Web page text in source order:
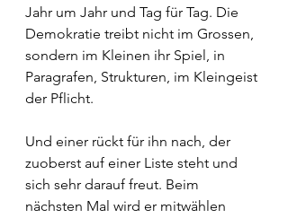
Jahr um Jahr und Tag für Tag. Die
Demokratie treibt nicht im Grossen,
sondern im Kleinen ihr Spiel, in
Paragrafen, Strukturen, im Kleingeist
der Pflicht.
Und einer rückt für ihn nach, der
zuoberst auf einer Liste steht und
sich sehr darauf freut. Beim
nächsten Mal wird er mitwählen